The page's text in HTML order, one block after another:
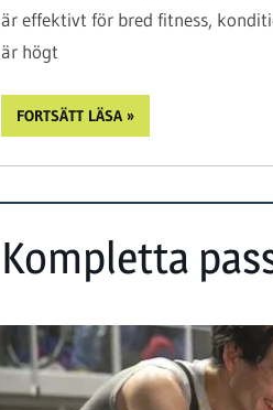
är effektivt för bred fitness,
är högt
FORTSÄTT LÄSA
Kompletta